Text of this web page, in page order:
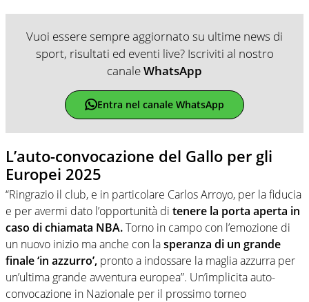
Vuoi essere sempre aggiornato su ultime news di
sport, risultati ed eventi live? Iscriviti al nostro
canaleWhatsApp
Entra nel canale WhatsApp
L’auto-convocazione del Gallo per gli
Europei 2025
“Ringrazio il club, e in particolare Carlos Arroyo, per la fiducia
e per avermi dato l’opportunità di tenere la porta aperta in
caso di chiamata NBA.Torno in campo con l’emozione di
un nuovo inizio ma anche con lasperanza di un grande
finale ‘in azzurro’, pronto a indossare la maglia azzurra per
un’ultima grande avventura europea”. Un’implicita auto-
convocazione in Nazionale per il prossimo torneo